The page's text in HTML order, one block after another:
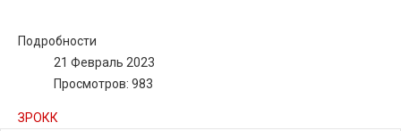
Подробности
21 Февраль 2023
Просмотров: 983
ЗРОКК